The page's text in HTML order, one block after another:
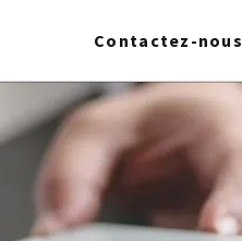
Contactez-nous